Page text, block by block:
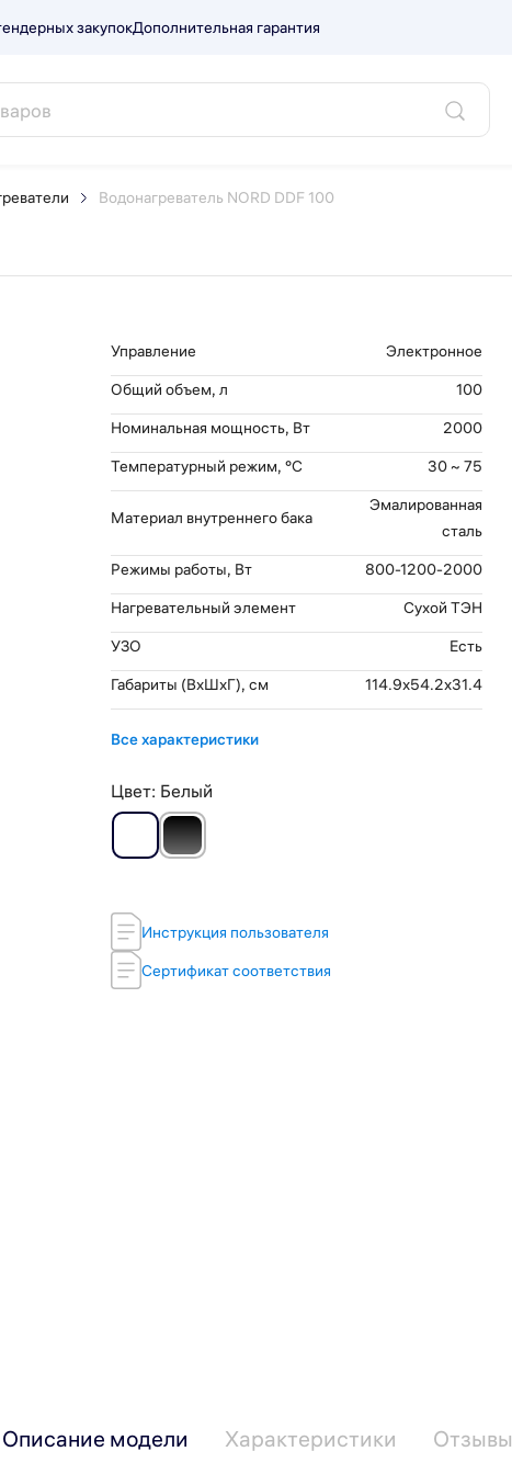
закупокДополнительная гарантия
Водонагреватель NORD DDF 100
Управление
Электронное
Общий объем, л
100
Номинальная мощность, Вт
2000
Температурный режим, °С
30 ~ 75
Материал внутреннего бака
Эмалированная
сталь
Режимы работы, Вт
800-1200-2000
Нагревательный элемент
Сухой ТЭН
УЗО
Есть
Габариты (ВхШхГ), см
114.9x54.2x31.4
Все характеристики
Цвет: Белый
Инструкция пользователя
Сертификат соответствия
Описание модели Характеристики Отзывы